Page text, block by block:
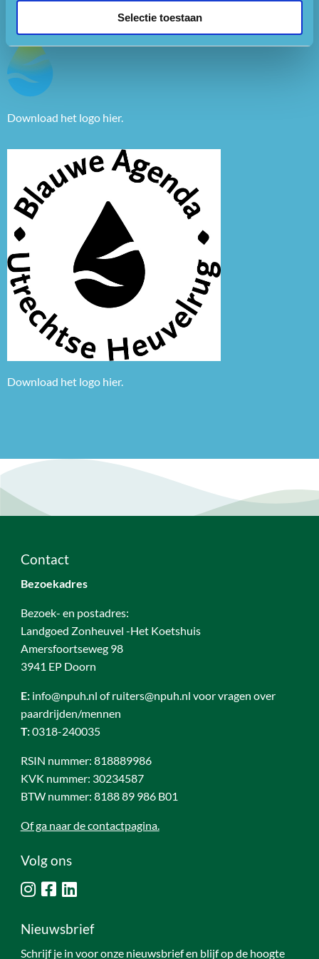
Selectie toestaan
Download het logo hier.
Download het logo hier.
Contact
Bezoekadres
Bezoek- en postadres:
Landgoed Zonheuvel -Het Koetshuis
Amersfoortseweg 98
3941 EP Doorn
E:info@npuh.nl of ruiters@npuh.nl voor vragen over
paardrijden/mennen
T:0318-240035
RSIN nummer: 818889986
KVK nummer: 30234587
BTW nummer: 8188 89 986 B01
Of ga naar de contactpagina.
Volg ons
Nieuwsbrief
Schrijf je in voor onze nieuwsbrief en blijf op de hoogte